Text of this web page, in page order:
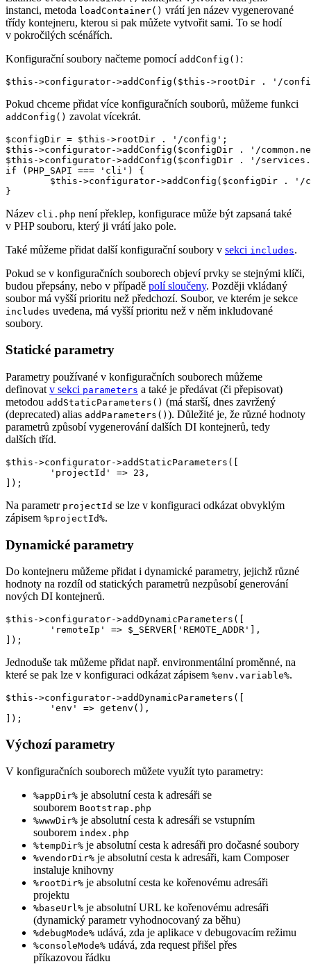
instanci, metoda loadContainer() vrátí jen název vygenerované
třídy kontejneru, kterou si pak můžete vytvořit sami. To se hodí
v pokročilých scénářích.
Konfigurační soubory načteme pomocí addConfig() :
Pokud chceme přidat více konfiguračních souborů, můžeme funkci
addConfig() zavolat vícekrát.
$configDir = $this->rootDir . '/config';
$this->configurator->addConfig($configDir . '/
$this->configurator->addConfig($configDir . '/
if (PHP_SAPI === 'cli') {
Název cli.php není překlep, konfigurace může být zapsaná také
v PHP souboru, který ji vrátí jako pole.
Také můžeme přidat další konfigurační soubory v sekci includes.
Pokud se v konfiguračních souborech objeví prvky se stejnými klíči,
budou přepsány, nebo v případě polí sloučeny. Později vkládaný
soubor má vyšší prioritu než předchozí. Soubor, ve kterém je sekce
includes uvedena, má vyšší prioritu než v něm inkludované
soubory.
Statické parametry
Parametry používané v konfiguračních souborech můžeme
definovat v sekci parameters a také je předávat (či přepisovat)
metodou addStaticParameters() (má starší, dnes zavržený
(deprecated) alias addParameters() ). Důležité je, že různé hodnoty
parametrů způsobí vygenerování dalších DI kontejnerů, tedy
dalších tříd.
$this->configurator->addStaticParameters([
Na parametr projectId se lze v konfiguraci odkázat obvyklým
zápisem %projectId%.
Dynamické parametry
Do kontejneru můžeme přidat i dynamické parametry, jejichž různé
hodnoty na rozdíl od statických parametrů nezpůsobí generování
nových DI kontejnerů.
$this->configurator->addDynamicParameters([
Jednoduše tak můžeme přidat např. environmentální proměnné, na
které se pak lze v konfiguraci odkázat zápisem %env.variable%.
$this->configurator->addDynamicParameters([
Výchozí parametry
V konfiguračních souborech můžete využít tyto parametry:
%appDir% je absolutní cesta k adresáři se
souborem Bootstrap.php
%wwwDir% je absolutní cesta k adresáři se vstupním
souborem index.php
%tempDir% je absolutní cesta k adresáři pro dočasné soubory
%vendorDir% je absolutní cesta k adresáři, kam Composer
instaluje knihovny
%rootDir% je absolutní cesta ke kořenovému adresáři
projektu
%baseUrl% je absolutní URL ke kořenovému adresáři
(dynamický parametr vyhodnocovaný za běhu)
%debugMode% udává, zda je aplikace v debugovacím režimu
%consoleMode% udává, zda request přišel přes
příkazovou řádku